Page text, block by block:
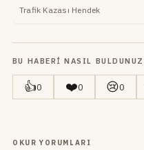
Trafik Kazası Hendek
BU HABERI NASIL
👍0 ❤️0 😢0
OKUR YORUMLARI